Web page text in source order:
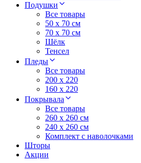
Подушки
Все товары
50 x 70 см
70 x 70 см
Шёлк
Тенсел
Пледы
Все товары
200 х 220
160 х 220
Покрывала
Все товары
260 x 260 см
240 х 260 см
Комплект с наволочками
Шторы
Акции